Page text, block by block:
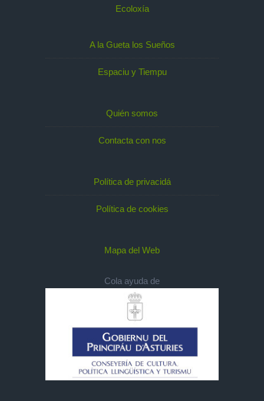
Ecoloxía
A la Gueta los Sueños
Espaciu y Tiempu
Quién somos
Contacta con nos
Política de privacidá
Política de cookies
Mapa del Web
Cola ayuda de